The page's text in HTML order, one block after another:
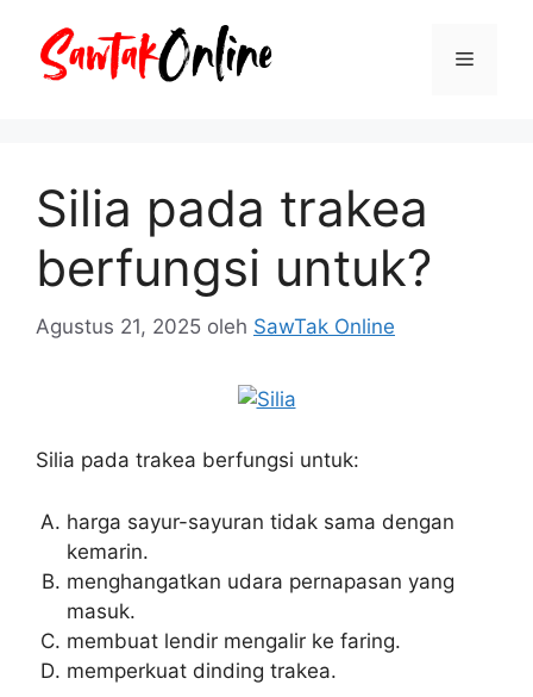
Menu
Silia pada trakea
berfungsi untuk?
Agustus 21, 2025 oleh SawTak Online
Silia pada trakea berfungsi untuk:
harga sayur-sayuran tidak sama dengan
kemarin.
menghangatkan udara pernapasan yang
masuk.
membuat lendir mengalir ke faring.
memperkuat dinding trakea.